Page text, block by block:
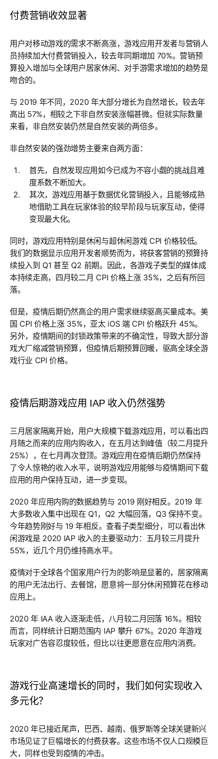
付费营销收效显著
用户对移动游戏的需求不断高涨，游戏应用开发者与营销人
员持续加大付费营销投入，较去年同期增加 70%。营销预
算投入增加与全球用户居家休闲、对手游需求增加的趋势是
吻合的。
与 2019 年不同，2020 年大部分增长为自然增长，较去年
高出 57%，相较之下非自然安装涨幅甚微。但就实际数量
来看，非自然安装仍然是自然安装的两倍多。
非自然安装的强劲增势主要来自两方面：
首先，自然发现应用如今已成为不容小觑的挑战且难
度系数不断加大。
其次，游戏应用基于数据优化营销投入，且能够成熟
地借助工具在玩家体验的较早阶段与玩家互动，使得
变现最大化。
同时，游戏应用特别是休闲与超休闲游戏 CPI 价格较低。
我们的数据显示应用开发者顺势而为，将获客营销的预算持
续投入到 Q1 甚至 Q2 前期。因此，各游戏子类型的媒体成
本持续走高，四月较二月 CPI 价格上涨 35%，之后有所回
落。
但是，疫情后期仍然高企的用户需求继续驱高买量成本。美
国 CPI 价格上涨 35%，亚太 iOS 端 CPI 价格跃升 45%。
另外，疫情期间的封锁政策带来的不确定性，导致大部分游
戏大厂缩减营销预算，但疫情后期预算回暖，驱高全球全游
戏行业 CPI 价格。
疫情后期游戏应用 IAP 收入仍然强势
三月居家隔离开始，用户大规模下载游戏应用，可以看出四
月随之而来的应用内购收入，在五月达到峰值（较二月提升
25%），在七月再次登顶。游戏应用在疫情后期仍然保持
了令人惊艳的收入水平，说明游戏应用能够与疫情期间下载
应用的用户保持互动，进一步变现。
2020 年应用内购的数据趋势与 2019 刚好相反。2019 年
大多数收入集中出现在 Q1，Q2 大幅回落，Q3 保持不变。
今年趋势刚好与 19 年相反。查看子类型细分，可以看出休
闲游戏是 2020 IAP 收入的主要驱动力：五月较三月提升
55%，近几个月仍维持高水平。
疫情对于全球各个国家用户行为的影响是显著的，居家隔离
的用户无法出行、去餐馆，愿意将一部分休闲预算花在移动
应用上。
2020 年 IAA 收入逐渐走低，八月较二月回落 16%。相较
而言，同样统计日期范围内 IAP 攀升 67%。2020 年游戏
玩家对广告容忍度较低，但比以往更愿意在应用内消费。
游戏行业高速增长的同时，我们如何实现收入
多元化？
2020 年已接近尾声，巴西、越南、俄罗斯等全球关键新兴
市场见证了巨幅增长的付费获客。这些市场不仅人口规模巨
大，同样也受到疫情的冲击。